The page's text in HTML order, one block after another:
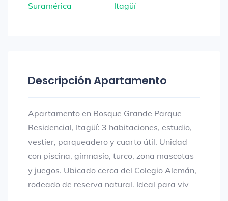
Suramérica
Itagüí
Descripción Apartamento
Apartamento en Bosque Grande Parque
Residencial, Itagüí: 3 habitaciones, estudio,
vestier, parqueadero y cuarto útil. Unidad
con piscina, gimnasio, turco, zona mascotas
y juegos. Ubicado cerca del Colegio Alemán,
rodeado de reserva natural. Ideal para viv